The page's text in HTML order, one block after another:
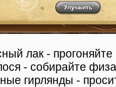
лак -
- собирайте
гирлянды -